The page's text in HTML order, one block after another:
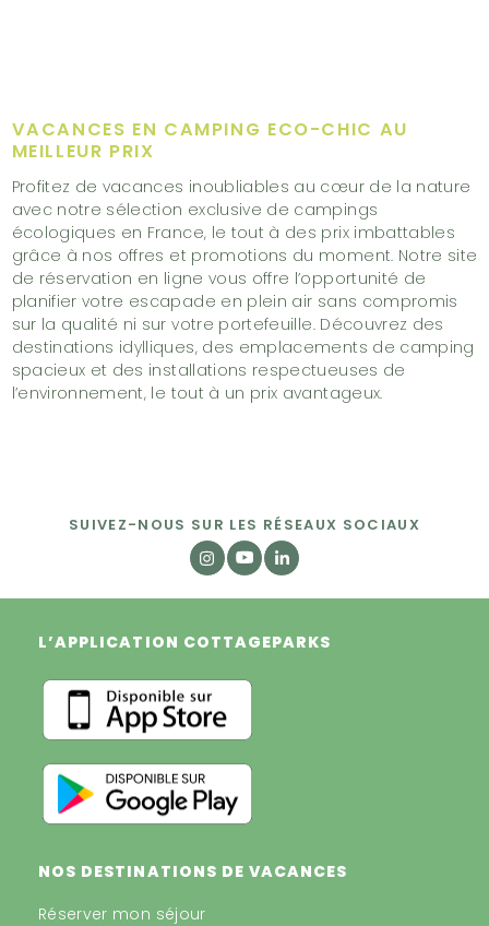
VACANCES EN CAMPING ECO-CHIC AU
MEILLEUR PRIX
Profitez de vacances inoubliables au cœur de la nature
avec notre sélection exclusive de campings
écologiques en France, le tout à des prix imbattables
grâce à nos offres et promotions du moment. Notre site
de réservation en ligne vous offre l’opportunité de
planifier votre escapade en plein air sans compromis
sur la qualité ni sur votre portefeuille. Découvrez des
destinations idylliques, des emplacements de camping
spacieux et des installations respectueuses de
l’environnement, le tout à un prix avantageux.
SUIVEZ-NOUS SUR LES RÉSEAUX SOCIAUX
L’APPLICATION COTTAGEPARKS
NOS DESTINATIONS DE VACANCES
Réserver mon séjour